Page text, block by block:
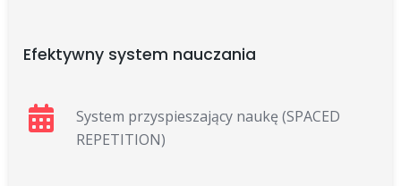
Efektywny system nauczania
System przyspieszający naukę (SPACED
REPETITION)